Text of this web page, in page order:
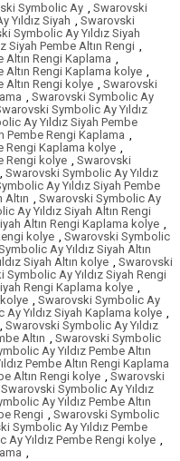
Symbolic Ay , Swarovski
Yıldız Siyah , Swarovski
Symbolic Ay Yıldız Siyah
Siyah Pembe Altın Rengi ,
Altın Rengi Kaplama ,
Altın Rengi Kaplama kolye ,
Altın Rengi kolye , Swarovski
, Swarovski Symbolic Ay
Symbolic Ay Yıldız
Ay Yıldız Siyah Pembe
Pembe Rengi Kaplama ,
Rengi Kaplama kolye ,
Rengi kolye , Swarovski
, Swarovski Symbolic Ay Yıldız
Ay Yıldız Siyah Pembe
Altın , Swarovski Symbolic Ay
Ay Yıldız Siyah Altın Rengi
Altın Rengi Kaplama kolye ,
kolye , Swarovski Symbolic
Ay Yıldız Siyah Altın
Siyah Altın kolye , Swarovski
Symbolic Ay Yıldız Siyah Rengi
Rengi Kaplama kolye ,
, Swarovski Symbolic Ay
Yıldız Siyah Kaplama kolye ,
, Swarovski Symbolic Ay Yıldız
Altın , Swarovski Symbolic
Ay Yıldız Pembe Altın
Pembe Altın Rengi Kaplama
Altın Rengi kolye , Swarovski
Swarovski Symbolic Ay Yıldız
Ay Yıldız Pembe Altın
Rengi , Swarovski Symbolic
Symbolic Ay Yıldız Pembe
Yıldız Pembe Rengi kolye ,
,